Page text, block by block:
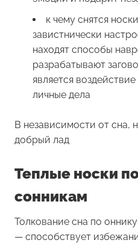
к чему снятся
завистнически
находят способы
разрабатывают
является
личные дела
В независимости от сна,
добрый лад
Теплые носки
сонникам
Толкование сна по
— способствует